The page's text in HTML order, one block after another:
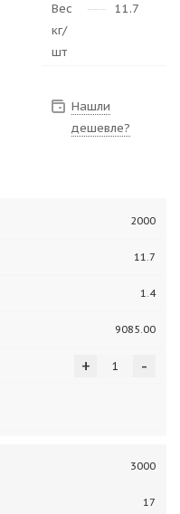
Вес
кг/
шт
11.7
Нашли
дешевле?
2000
11.7
1.4
9085.00
-
+
3000
17